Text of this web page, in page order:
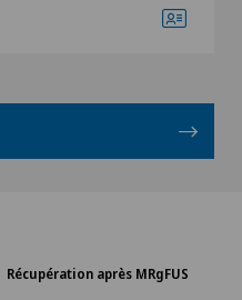
Récupération après MRgFUS